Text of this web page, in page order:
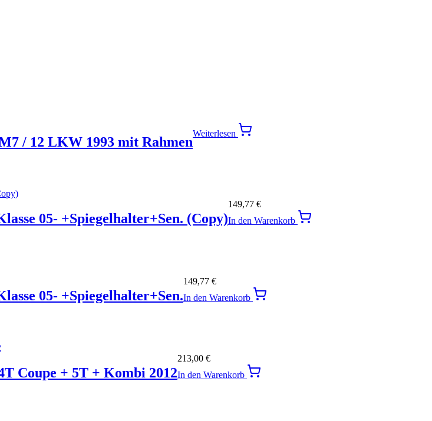
/ 12 LKW 1993 mit Rahmen
Weiterlesen
05- +Spiegelhalter+Sen. (Copy)
149,77 €
In den Warenkorb
05- +Spiegelhalter+Sen.
149,77 €
In den Warenkorb
Coupe + 5T + Kombi 2012
213,00 €
In den Warenkorb